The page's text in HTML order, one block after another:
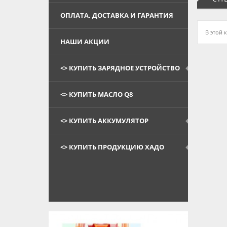
ОПЛАТА, ДОСТАВКА И ГАРАНТИЯ
НАШИ АКЦИИ
<> КУПИТЬ ЗАРЯДНОЕ УСТРОЙСТВО
<> КУПИТЬ МАСЛО Q8
<> КУПИТЬ АККУМУЛЯТОР
<> КУПИТЬ ПРОДУКЦИЮ ХАДО
В этой